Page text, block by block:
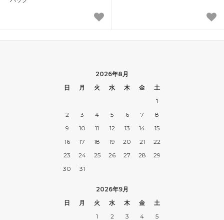
2026年8月
日
月 火 水 木 金
土
1
2
3 4 5 6 7
8
9
10 11 12 13 14
15
16
17 18 19 20 21
22
23
24 25 26 27 28
29
30
31
2026年9月
日
月 火 水 木 金
土
1
2 3 4
5